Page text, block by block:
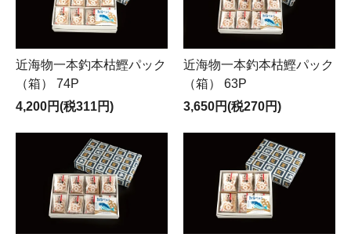
近海物一本釣本枯鰹パック
（箱） 74P
4,200円(税311円)
近海物一本釣本枯鰹パック
（箱） 63P
3,650円(税270円)